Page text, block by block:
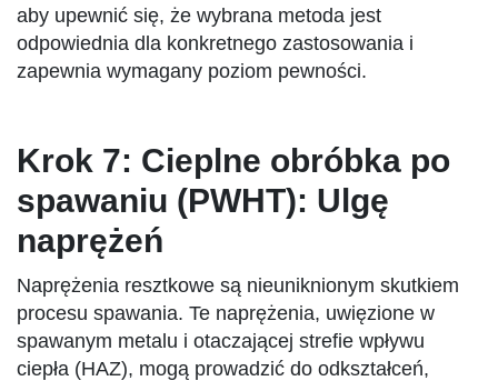
aby upewnić się, że wybrana metoda jest
odpowiednia dla konkretnego zastosowania i
zapewnia wymagany poziom pewności.
Krok 7: Cieplne obróbka po
spawaniu (PWHT): Ulgę
naprężeń
Naprężenia resztkowe są nieuniknionym skutkiem
procesu spawania. Te naprężenia, uwięzione w
spawanym metalu i otaczającej strefie wpływu
ciepła (HAZ), mogą prowadzić do odkształceń,